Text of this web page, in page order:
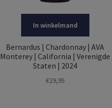
In winkelmand
Bernardus | Chardonnay | AVA
Monterey | California | Verenigde
Staten | 2024
€29,95